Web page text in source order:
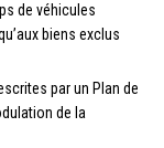
de véhicules
biens exclus
par un Plan de
de la